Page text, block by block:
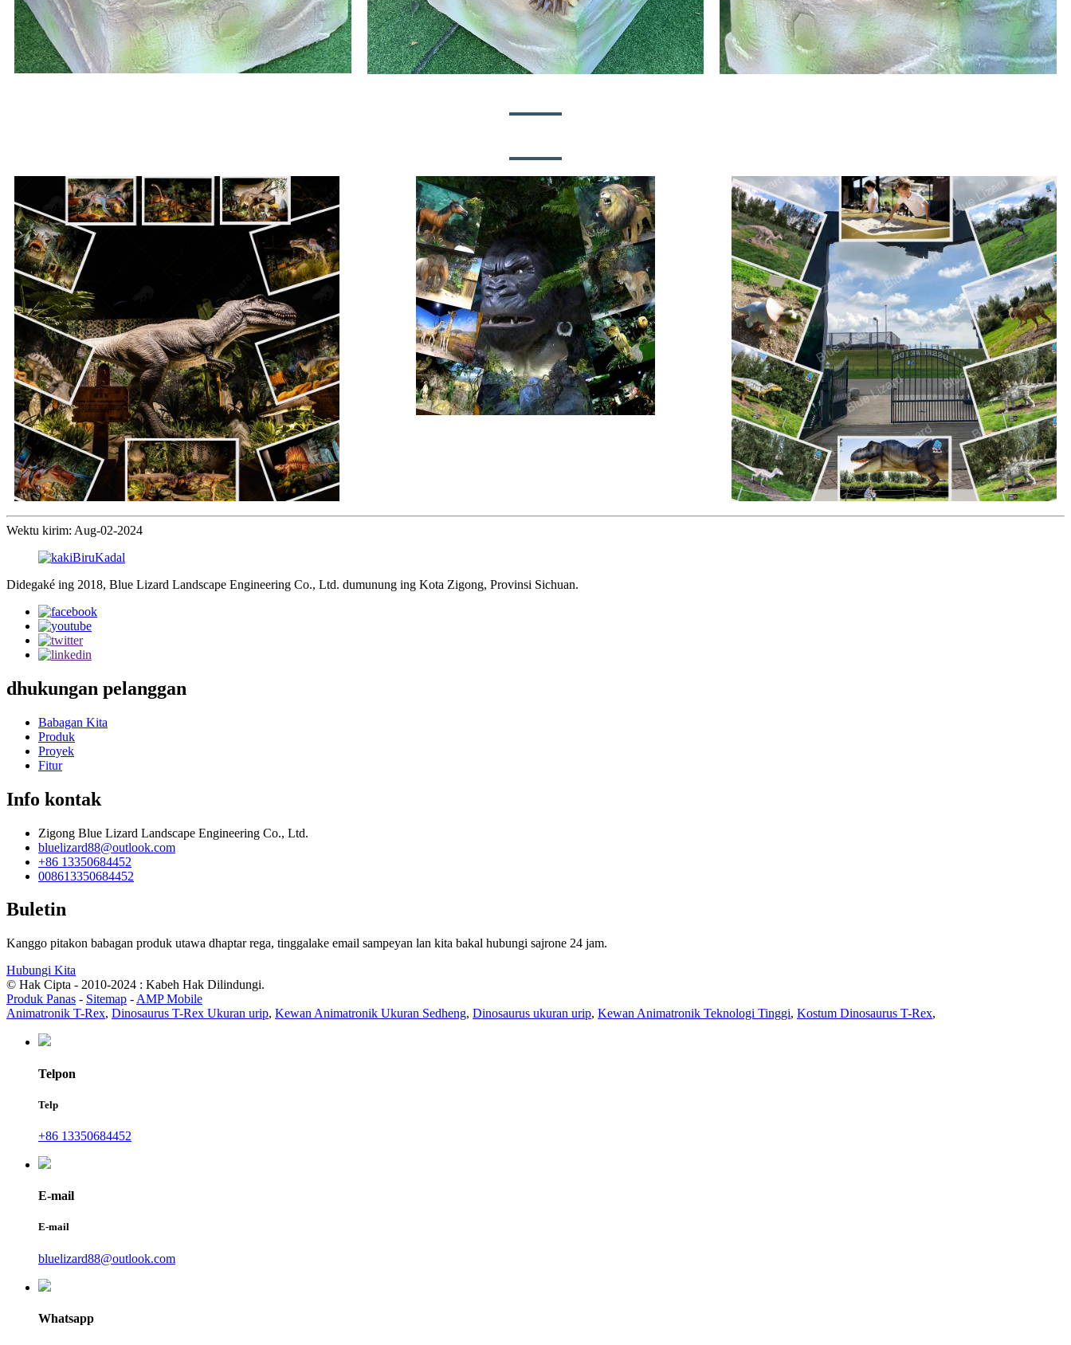
Wektu kirim: Aug-02-2024
Didegaké ing 2018, Blue Lizard Landscape Engineering Co., Ltd. dumunung ing Kota Zigong, Provinsi Sichuan.
dhukungan pelanggan
Babagan Kita
Produk
Proyek
Fitur
Info kontak
Zigong Blue Lizard Landscape Engineering Co., Ltd.
bluelizard88@outlook.com
+86 13350684452
008613350684452
Buletin
Kanggo pitakon babagan produk utawa dhaptar rega, tinggalake email sampeyan lan kita bakal hubungi sajrone 24 jam.
Hubungi Kita
© Hak Cipta - 2010-2024 : Kabeh Hak Dilindungi.
Produk Panas - Sitemap - AMP Mobile
Animatronik T-Rex, Dinosaurus T-Rex Ukuran urip, Kewan Animatronik Ukuran Sedheng, Dinosaurus ukuran urip, Kewan Animatronik Teknologi Tinggi, Kostum Dinosaurus T-Rex,
Telpon
Telp
+86 13350684452
E-mail
E-mail
bluelizard88@outlook.com
Whatsapp